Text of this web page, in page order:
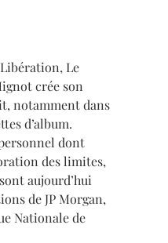
Le
crée son
notamment dans
d’album.
dont
des limites,
aujourd’hui
de JP Morgan,
Nationale de